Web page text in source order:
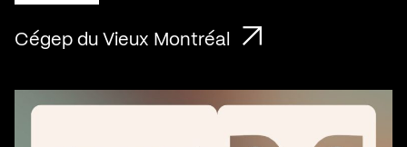
Cégep du Vieux Montréal